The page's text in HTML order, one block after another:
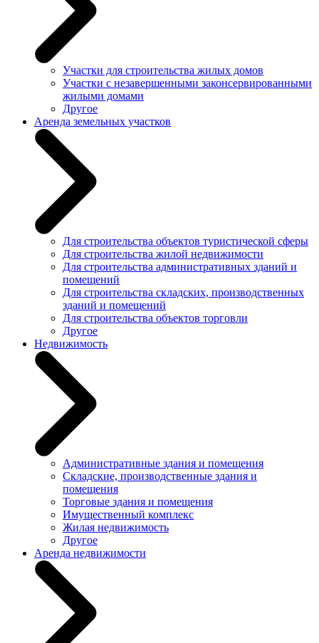
Участки для строительства жилых домов
Участки с незавершенными законсервированными
жилыми домами
Другое
Аренда земельных участков
Для строительства объектов туристической сферы
Для строительства жилой недвижимости
Для строительства административных зданий и
помещений
Для строительства складских, производственных
зданий и помещений
Для строительства объектов торговли
Другое
Недвижимость
Административные здания и помещения
Складские, производственные здания и
помещения
Торговые здания и помещения
Имущественный комплекс
Жилая недвижимость
Другое
Аренда недвижимости